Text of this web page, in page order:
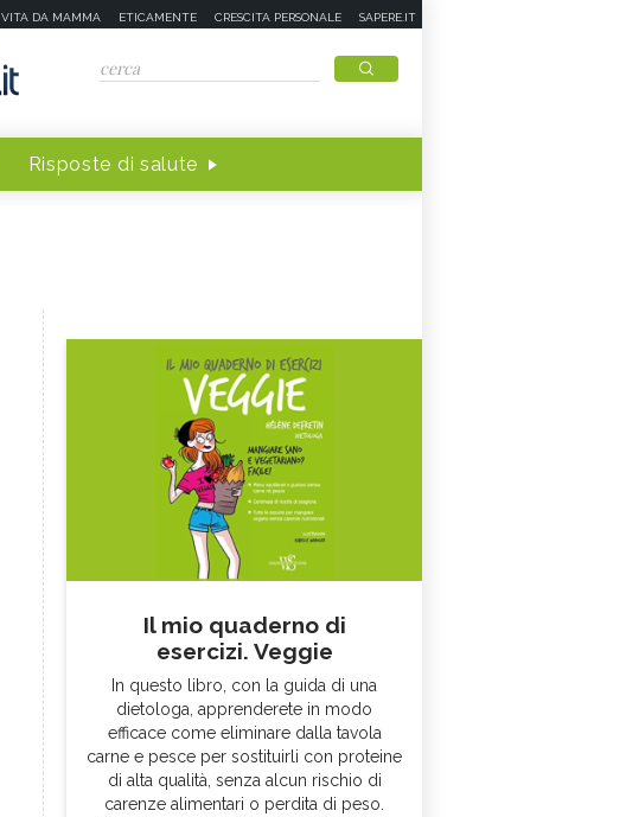
VITA DA MAMMA ETICAMENTE CRESCITA PERSONALE SAPERE.IT
Risposte di salute
Il mio quaderno di
esercizi. Veggie
In questo libro, con la guida di una
dietologa, apprenderete in modo
efficace come eliminare dalla tavola
carne e pesce per sostituirli con proteine
di alta qualità, senza alcun rischio di
carenze alimentari o perdita di peso.